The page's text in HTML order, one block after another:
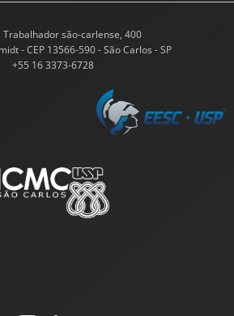
Trabalhador são-carlense, 400
- CEP 13566-590 - São Carlos - SP
+55 16 3373-6728